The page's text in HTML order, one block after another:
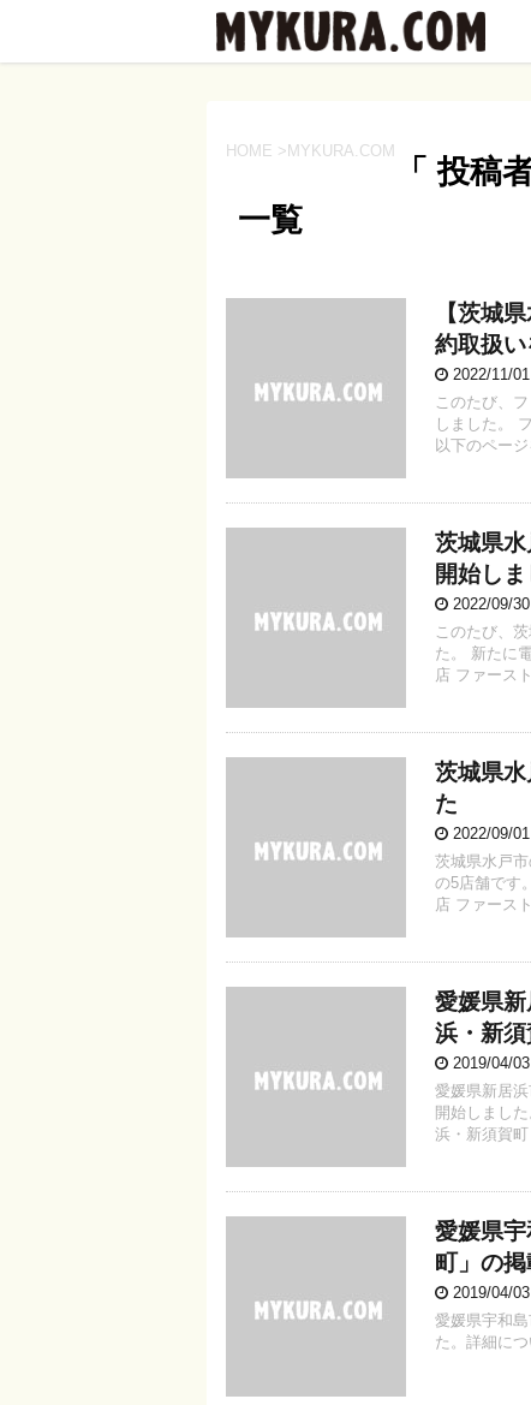
HOME > MYKURA.COM
「 投稿
一覧
【茨城
約取扱
2022/11/01
このたび、
しました。
以下のペー
茨城県
開始し
2022/09/30
このたび、
た。 新たに
店 ファース
茨城県
た
2022/09/01
茨城県水戸
の5店舗です
店 ファース
愛媛県
浜・新
2019/04/03
愛媛県新居
開始しまし
浜・新須賀町
愛媛県
町」の掲
2019/04/03
愛媛県宇和
た。詳細に